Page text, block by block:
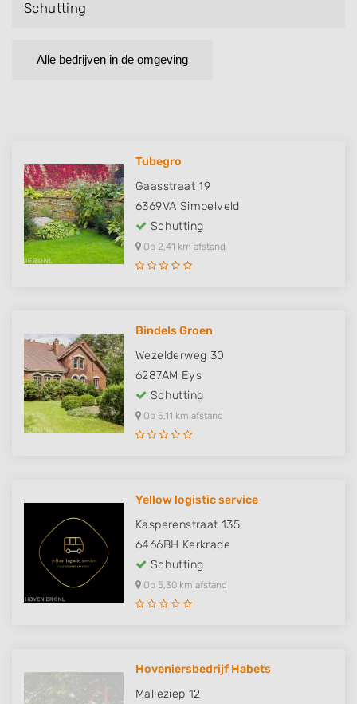
Schutting
Alle bedrijven in de omgeving
Tubegro
Gaasstraat 19
6369VA Simpelveld
Schutting
Op 2,41 km afstand
Bindels Groen
Wezelderweg 30
6287AM Eys
Schutting
Op 5,11 km afstand
Yellow logistic service
Kasperenstraat 135
6466BH Kerkrade
Schutting
Op 5,30 km afstand
Hoveniersbedrijf Habets
Malleziep 12